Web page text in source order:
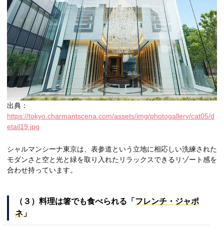
出典：
https://tokyo.charmantscena.com/assets/img/photogallery/cat05/d
etail19.jpg
シャルマンシーナ東京は、表参道という立地に相応しい洗練された
モダンさと空と光と緑を取り入れたリラックスできるリゾート感を
合わせ持っています。
（３）料理は箸でも食べられる「 フレンチ・ジャポ
ネ 」